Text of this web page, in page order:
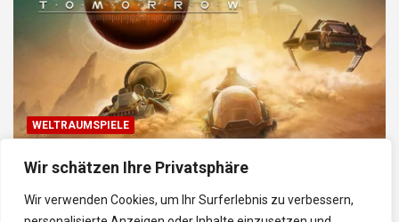
Wir schätzen Ihre Privatsphäre
Wir verwenden Cookies, um Ihr Surferlebnis zu verbessern,
WELTRAUMSPIELE
Top Weltraum-Browser-Spiele: Erkunde, baue